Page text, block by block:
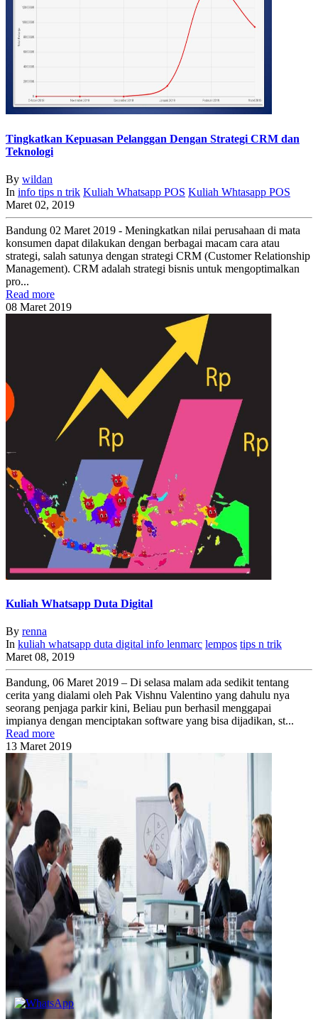
Tingkatkan Kepuasan Pelanggan Dengan Strategi CRM dan
Teknologi
By wildan
In info tips n trik Kuliah Whatsapp POS Kuliah Whtasapp POS
Maret 02, 2019
Bandung 02 Maret 2019 - Meningkatkan nilai perusahaan di mata
konsumen dapat dilakukan dengan berbagai macam cara atau
strategi, salah satunya dengan strategi CRM (Customer Relationship
Management). CRM adalah strategi bisnis untuk mengoptimalkan
pro...
Read more
08 Maret 2019
Kuliah Whatsapp Duta Digital
By renna
In kuliah whatsapp duta digital info lenmarc lempos tips n trik
Maret 08, 2019
Bandung, 06 Maret 2019 – Di selasa malam ada sedikit tentang
cerita yang dialami oleh Pak Vishnu Valentino yang dahulu nya
seorang penjaga parkir kini, Beliau pun berhasil menggapai
impianya dengan menciptakan software yang bisa dijadikan, st...
Read more
13 Maret 2019